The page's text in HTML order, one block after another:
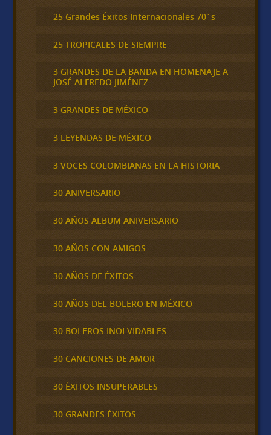
25 Grandes Éxitos Internacionales 70´s
25 TROPICALES DE SIEMPRE
3 GRANDES DE LA BANDA EN HOMENAJE A
JOSÉ ALFREDO JIMÉNEZ
3 GRANDES DE MÉXICO
3 LEYENDAS DE MÉXICO
3 VOCES COLOMBIANAS EN LA HISTORIA
30 ANIVERSARIO
30 AÑOS ALBUM ANIVERSARIO
30 AÑOS CON AMIGOS
30 AÑOS DE ÉXITOS
30 AÑOS DEL BOLERO EN MÉXICO
30 BOLEROS INOLVIDABLES
30 CANCIONES DE AMOR
30 ÉXITOS INSUPERABLES
30 GRANDES ÉXITOS